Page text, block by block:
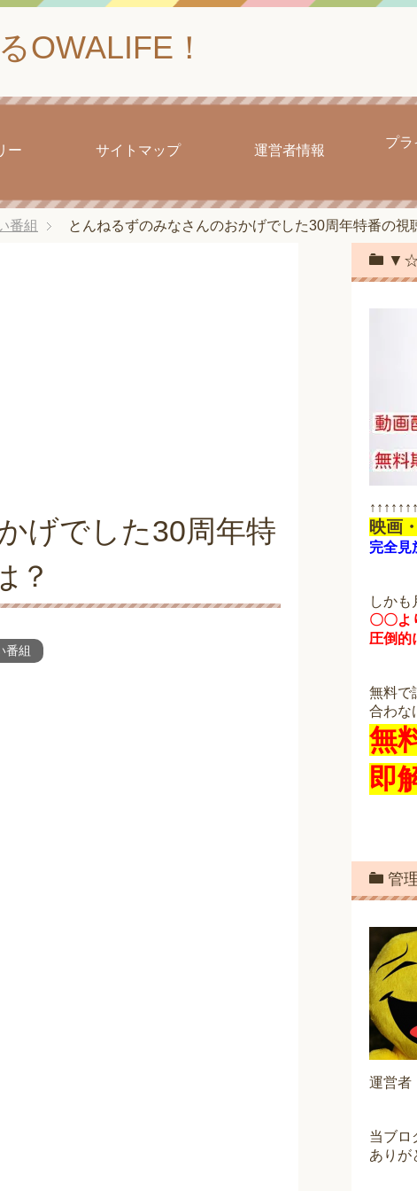
OWALIFE！
ー サイトマップ 運営者情報
プラ
番組 とんねるずのみなさんのおかげでした30周年特番の視
げでした30周年特
？
番組
▼☆
映画
完全見
しかも
〇〇よ
圧倒的
無料で
合わな
無
即
管
運営者
当ブロ
ありが